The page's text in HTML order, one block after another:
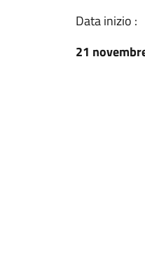
Data inizio :
21